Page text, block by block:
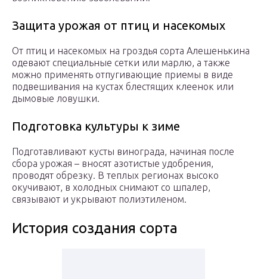
Защита урожая от птиц и насекомых
От птиц и насекомых на гроздья сорта Алешенькина
одевают специальные сетки или марлю, а также
можно применять отпугивающие приемы в виде
подвешивания на кустах блестящих клеенок или
дымовые ловушки.
Подготовка культуры к зиме
Подготавливают кусты винограда, начиная после
сбора урожая – вносят азотистые удобрения,
проводят обрезку. В теплых регионах высоко
окучивают, в холодных снимают со шпалер,
связывают и укрывают полиэтиленом.
История создания сорта